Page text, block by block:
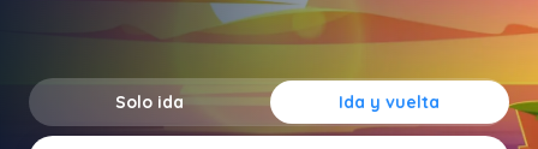
Solo ida Ida y vuelta